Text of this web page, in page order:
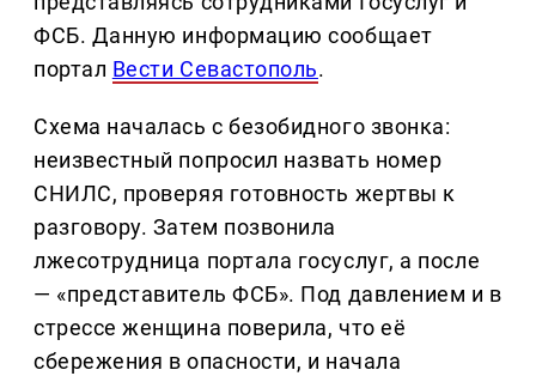
ФСБ. Данную информацию сообщает
портал Вести Севастополь.
Схема началась с безобидного звонка:
неизвестный попросил назвать номер
СНИЛС, проверяя готовность жертвы к
разговору. Затем позвонила
лжесотрудница портала госуслуг, а после
— «представитель ФСБ». Под давлением и в
стрессе женщина поверила, что её
сбережения в опасности, и начала